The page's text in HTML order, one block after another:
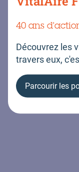
40 ans
Découvrez les
travers eux,
Parcourir les